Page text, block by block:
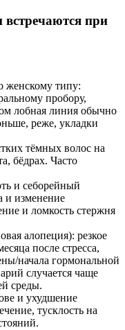
встречаются при
женскому типу:
пробору,
лобная линия обычно
реже, укладки
тёмных волос на
бёдрах. Часто
и себорейный
и изменение
и ломкость стержня
алопеция): резкое
после стресса,
начала гормональной
случается чаще
среды.
и ухудшение
тусклость на